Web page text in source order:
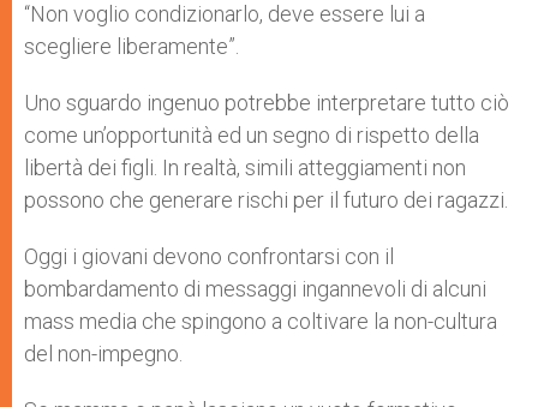
“Non voglio condizionarlo, deve essere lui a
scegliere liberamente”.
Uno sguardo ingenuo potrebbe interpretare tutto ciò
come un’opportunità ed un segno di rispetto della
libertà dei figli. In realtà, simili atteggiamenti non
possono che generare rischi per il futuro dei ragazzi.
Oggi i giovani devono confrontarsi con il
bombardamento di messaggi ingannevoli di alcuni
mass media che spingono a coltivare la non-cultura
del non-impegno.